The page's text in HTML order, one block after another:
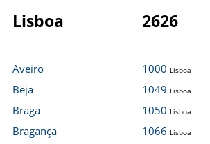
Lisboa 2626
Aveiro
Beja
Braga
Bragança
1000 Lisboa
1049 Lisboa
1050 Lisboa
1066 Lisboa